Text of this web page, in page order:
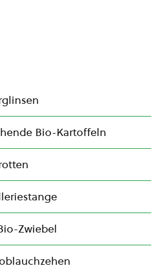
Bio-Kartoffeln
Zwiebel